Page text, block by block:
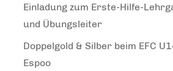
Einladung zum Erste-Hilfe-
und Übungsleiter
Doppelgold & Silber beim EFC
Espoo